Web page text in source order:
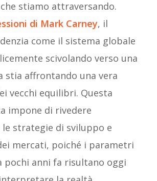
stiamo attraversando.
di Mark Carney, il
come il sistema globale
scivolando verso una
stia affrontando una vera
vecchi equilibri. Questa
impone di rivedere
strategie di sviluppo e
mercati, poiché i parametri
pochi anni fa risultano oggi